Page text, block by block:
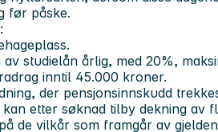
før påske.
av studielån årlig, med 20%,
inntil 45.000 kroner.
der pensjonsinnskudd
kan etter søknad tilby dekning av
de vilkår som framgår av